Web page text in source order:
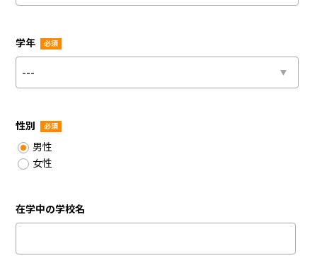
学年 必須
性別 必須
男性
女性
在学中の学校名